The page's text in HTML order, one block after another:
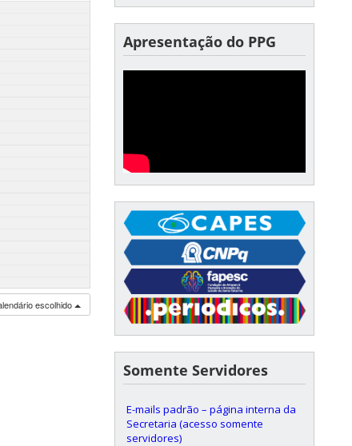
escolhido
Apresentação do PPG
Somente Servidores
E-mails padrão – página interna da
Secretaria (acesso somente
servidores)